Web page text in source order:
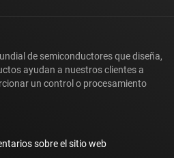
de semiconductores que diseña,
ayudan a nuestros clientes a
un control o procesamiento
sobre el sitio web